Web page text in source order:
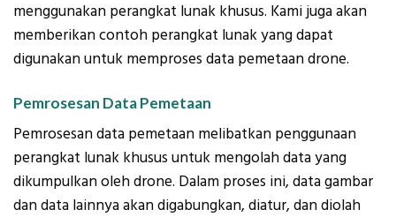
menggunakan perangkat lunak khusus. Kami juga akan
memberikan contoh perangkat lunak yang dapat
digunakan untuk memproses data pemetaan drone.
Pemrosesan Data Pemetaan
Pemrosesan data pemetaan melibatkan penggunaan
perangkat lunak khusus untuk mengolah data yang
dikumpulkan oleh drone. Dalam proses ini, data gambar
dan data lainnya akan digabungkan, diatur, dan diolah